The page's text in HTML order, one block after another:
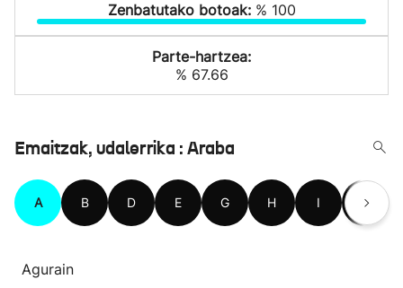
Zenbatutako botoak: % 100
Parte-hartzea:
% 67.66
Emaitzak, udalerrika : Araba
A B D E G H I K
Agurain